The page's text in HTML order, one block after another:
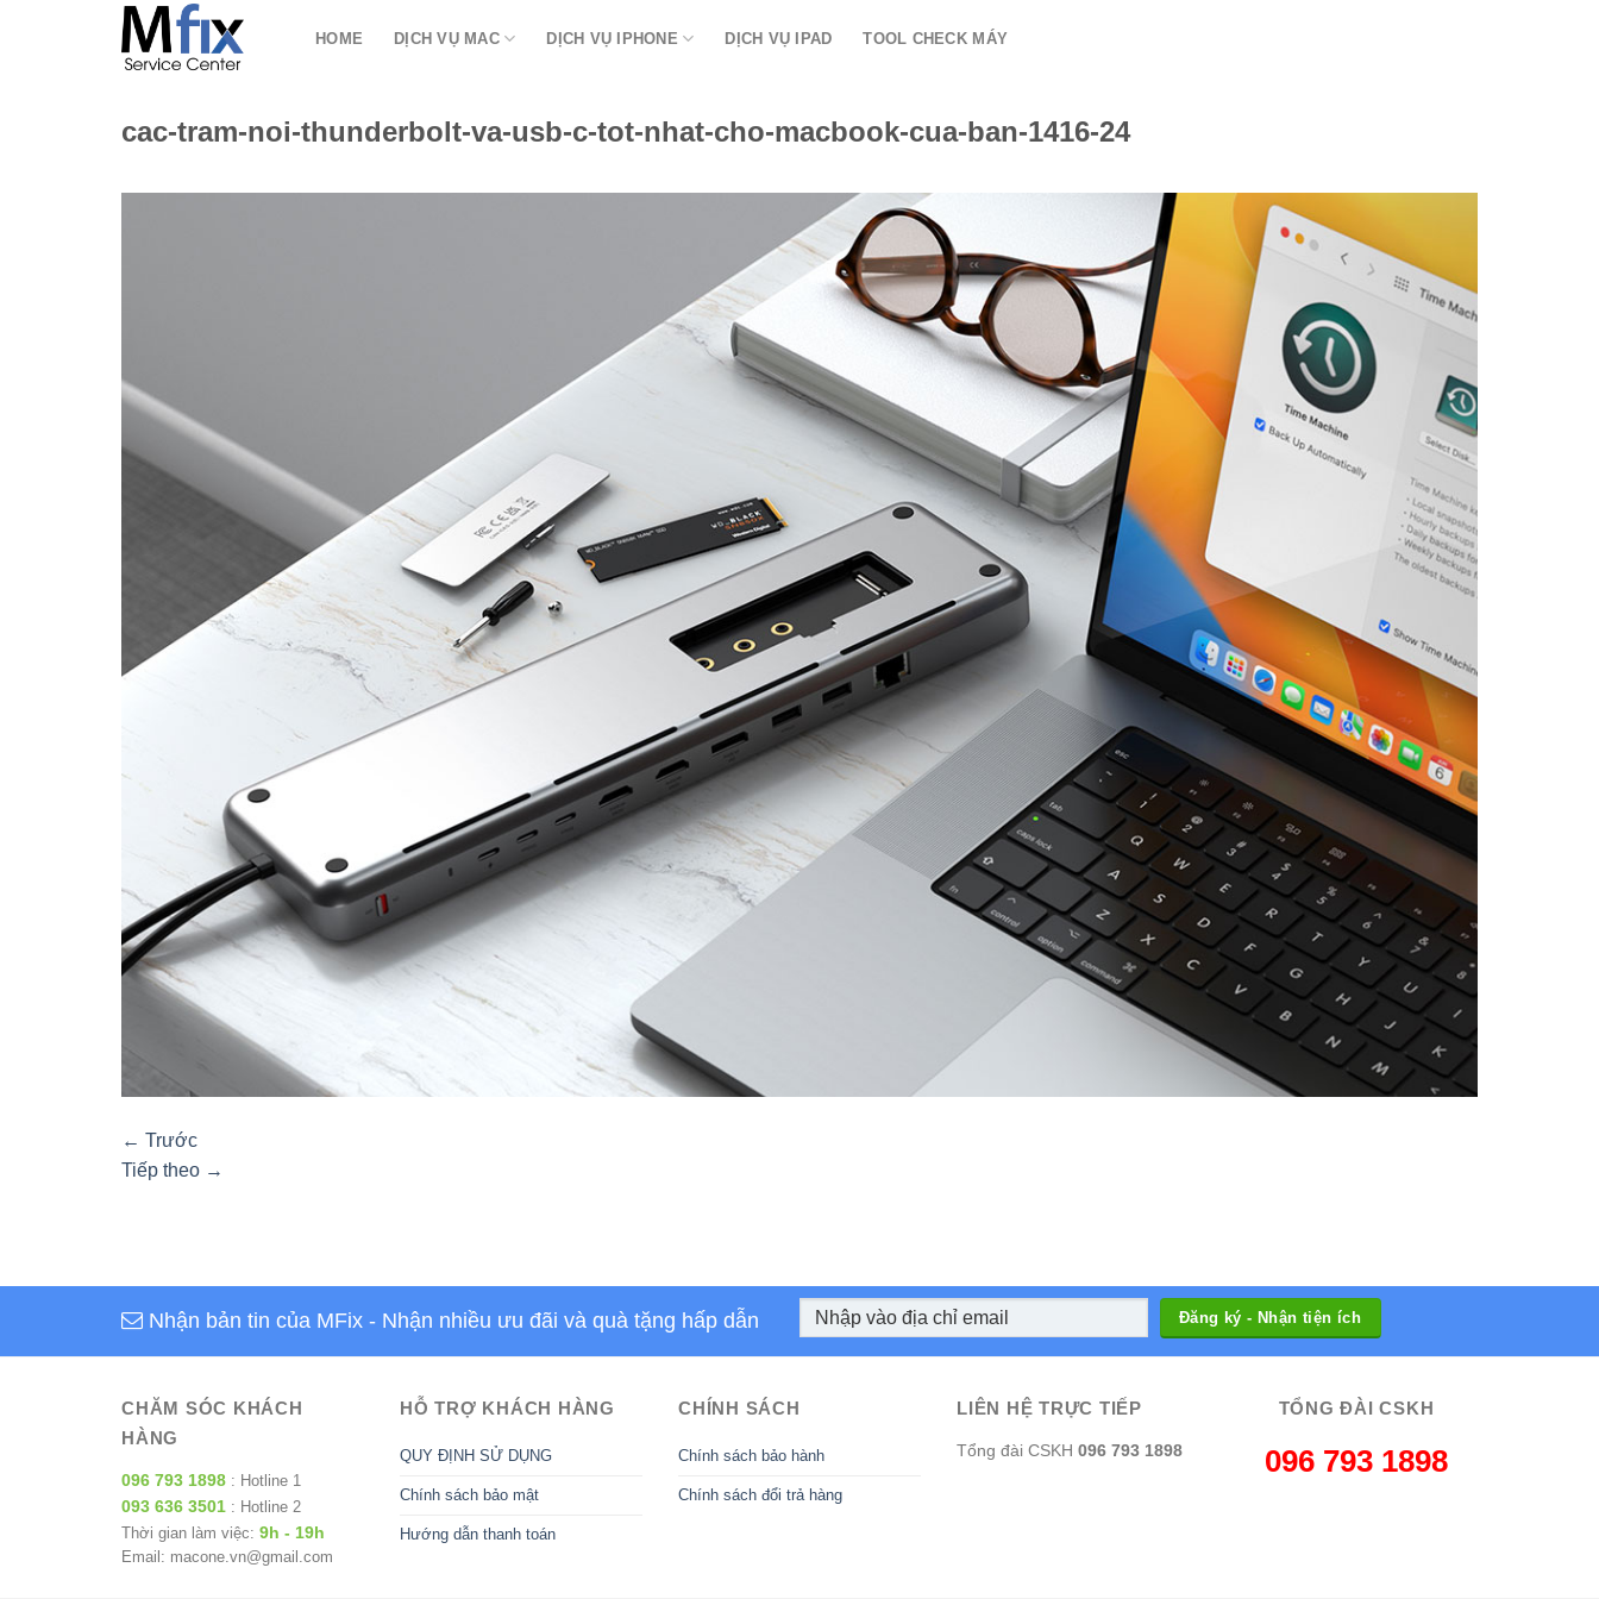
HOME DỊCH VỤ MAC DỊCH VỤ IPHONE DỊCH VỤ IPAD TOOL CHECK MÁY
cac-tram-noi-thunderbolt-va-usb-c-tot-nhat-cho-macbook-cua-ban-1416-24
← Trước
Tiếp theo →
Nhận bản tin của MFix - Nhận nhiều ưu đãi và quà tặng hấp dẫn
CHĂM SÓC KHÁCH
HÀNG
096 793 1898 : Hotline 1
093 636 3501 : Hotline 2
Thời gian làm việc: 9h - 19h
Email: macone.vn@gmail.com
HỖ TRỢ KHÁCH HÀNG
QUY ĐỊNH SỬ DỤNG
Chính sách bảo mật
Hướng dẫn thanh toán
CHÍNH SÁCH
Chính sách bảo hành
Chính sách đổi trả hàng
LIÊN HỆ TRỰC TIẾP
Tổng đài CSKH 096 793 1898
TỔNG ĐÀI CSKH
096 793 1898